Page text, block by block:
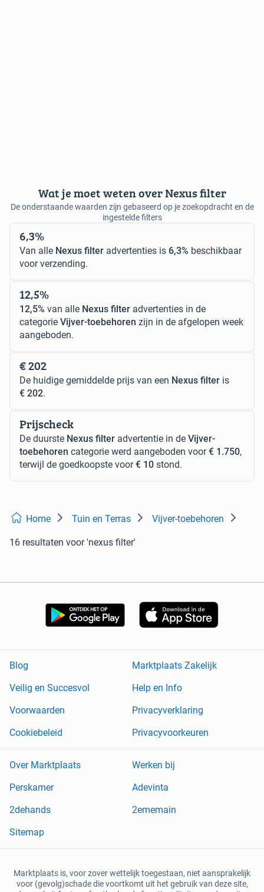
Wat je moet weten over Nexus filter
De onderstaande waarden zijn gebaseerd op je zoekopdracht en de
ingestelde filters
6,3%
Van alle Nexus filter advertenties is 6,3% beschikbaar
voor verzending.
12,5%
12,5% van alle Nexus filter advertenties in de
categorie Vijver-toebehoren zijn in de afgelopen week
aangeboden.
€ 202
De huidige gemiddelde prijs van een Nexus filter is
€ 202.
Prijscheck
De duurste Nexus filter advertentie in de Vijver-
toebehoren categorie werd aangeboden voor€ 1.750,
terwijl de goedkoopste voor€ 10 stond.
Home Tuin en Terras Vijver-toebehoren
16 resultaten voor 'nexus filter'
Blog
Marktplaats Zakelijk
Veilig en Succesvol
Help en Info
Voorwaarden
Privacyverklaring
Cookiebeleid
Privacyvoorkeuren
Over Marktplaats
Werken bij
Perskamer
Adevinta
2dehands
2ememain
Sitemap
Marktplaats is, voor zover wettelijk toegestaan, niet aansprakelijk
voor (gevolg)schade die voortkomt uit het gebruik van deze site,